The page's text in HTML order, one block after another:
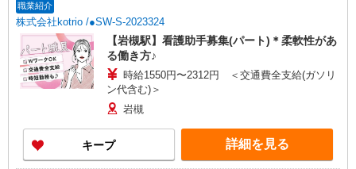
歓迎 ・認知症介護基礎研修 ・初任者研修 ・実務
者研修 ・介護福祉士 など
職業紹介
株式会社kotrio /●SW-S-2023324
【岩槻駅】看護助手募集(パート)＊柔軟性があ
る働き方♪
時給1550円〜2312円 ＜交通費全支給(ガソリ
ン代含む)＞
岩槻
キープ 詳細を見る